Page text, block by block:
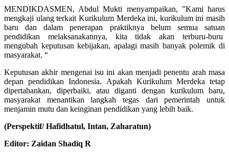
MENDIKDASMEN, Abdul Mukti menyampaikan, ”Kami harus
mengkaji ulang terkait Kurikulum Merdeka ini, kurikulum ini masih
baru dan dalam penerapan praktiknya belum semua satuan
pendidikan melaksanakannya, kita tidak akan terburu-buru
mengubah keputusan kebijakan, apalagi masih banyak polemik di
masyarakat. “
Keputusan akhir mengenai isu ini akan menjadi penentu arah masa
depan pendidikan Indonesia. Apakah Kurikulum Merdeka tetap
dipertahankan, diperbaiki, atau diganti dengan kurikulum baru,
masyarakat menantikan langkah tegas dari pemerintah untuk
menjamin mutu dan keinginan pendidikan yang lebih baik.
(Perspektif/ Hafidhatul, Intan, Zaharatun)
Editor: Zaidan Shadiq R